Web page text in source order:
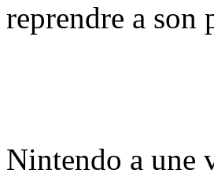
reprendre a son
Nintendo a une